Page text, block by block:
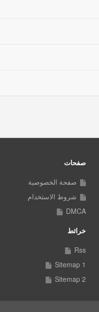
صفحات
صفحة الخصوصية
شروط الاستخدام
DMCA
خرائط
Rss
Sitemap 1
Sitemap 2